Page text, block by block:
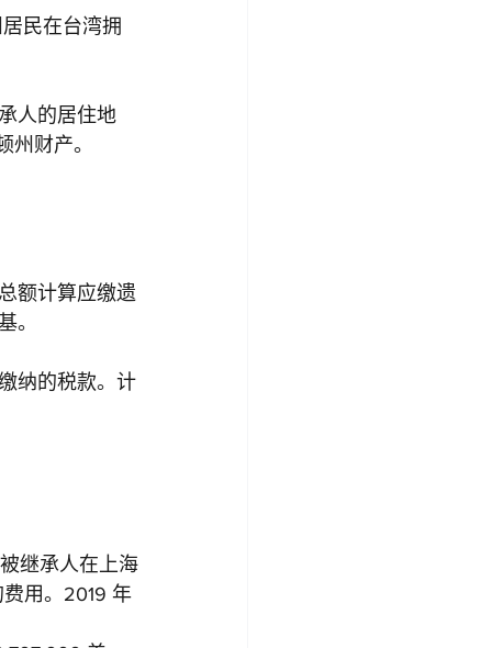
民在台湾拥
人的居住地
州财产。
额计算应缴遗
。
纳的税款。计
继承人在上海
用。2019 年